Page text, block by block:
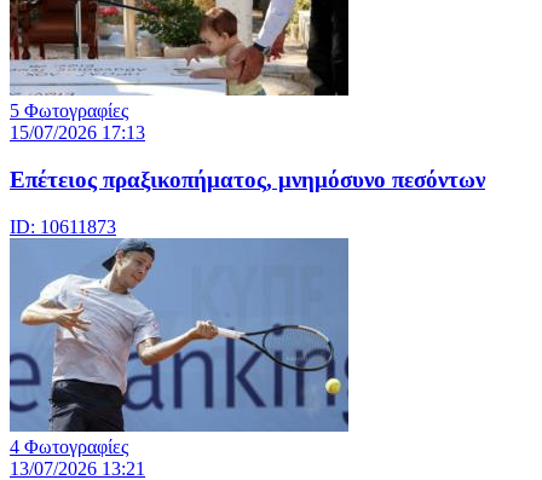
5 Φωτογραφίες
15/07/2026 17:13
Επέτειος πραξικοπήματος, μνημόσυνο πεσόντων
ID: 10611873
4 Φωτογραφίες
13/07/2026 13:21